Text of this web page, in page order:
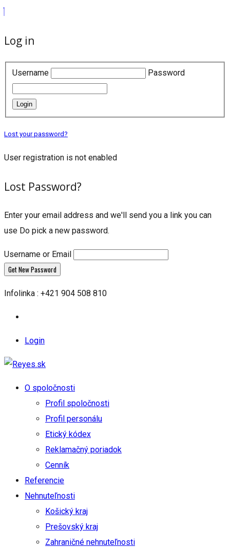
Log in
Username Password
Login
Lost your password?
User registration is not enabled
Lost Password?
Enter your email address and we'll send you a link you can
use Do pick a new password.
Username or Email
Infolinka : +421 904 508 810
Login
O spoločnosti
Profil spoločnosti
Profil personálu
Etický kódex
Reklamačný poriadok
Cenník
Referencie
Nehnuteľnosti
Košický kraj
Prešovský kraj
Zahraničné nehnuteľnosti